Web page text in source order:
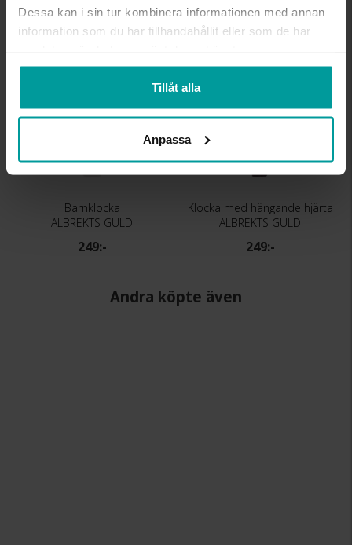
Dessa kan i sin tur kombinera informationen med annan
information som du har tillhandahållit eller som de har
Tillåt alla
Anpassa
Liknande produkter
Barnklocka
ALBREKTS GULD
249:-
Klocka med hängande hjärta
ALBREKTS GULD
249:-
Andra köpte även